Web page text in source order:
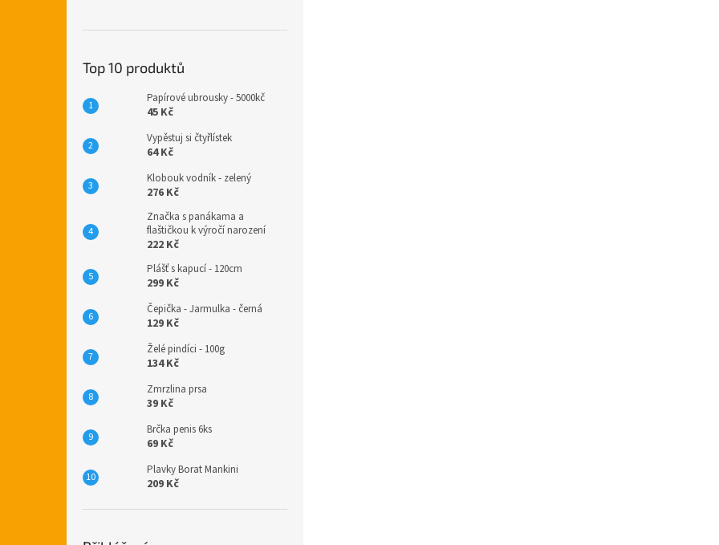
Top 10 produktů
Papírové ubrousky - 5000kč
45 Kč
Vypěstuj si čtyřlístek
64 Kč
Klobouk vodník - zelený
276 Kč
Značka s panákama a
flaštičkou k výročí narození
222 Kč
Plášť s kapucí - 120cm
299 Kč
Čepička - Jarmulka - černá
129 Kč
Želé pindíci - 100g
134 Kč
Zmrzlina prsa
39 Kč
Brčka penis 6ks
69 Kč
Plavky Borat Mankini
209 Kč